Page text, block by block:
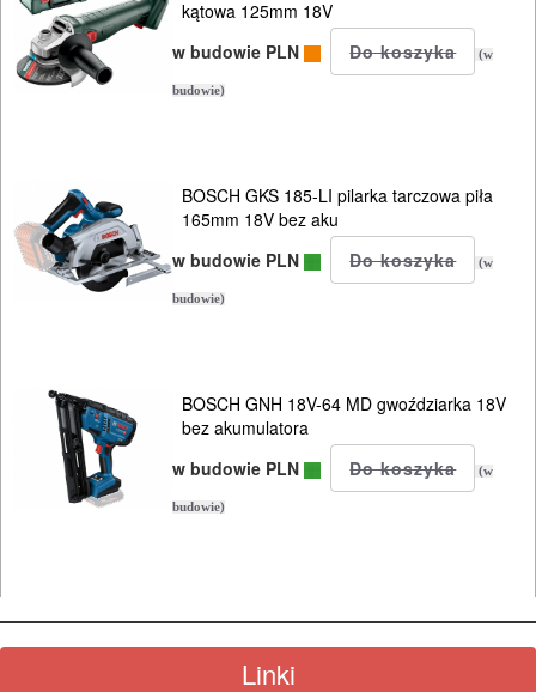
udarowych
Do
mieszadeł
Do
młotowiertarek
młotów
udarowych
Do
Do
kątowa 125mm 18V
w budowie PLN
(w
budowie)
BOSCH GKS 185-LI pilarka tarczowa piła
165mm 18V bez aku
w budowie PLN
(w
budowie)
BOSCH GNH 18V-64 MD gwoździarka 18V
bez akumulatora
w budowie PLN
(w
budowie)
Linki